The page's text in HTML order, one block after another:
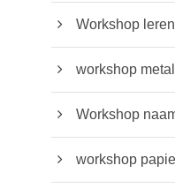
Workshop
workshop
Workshop
workshop